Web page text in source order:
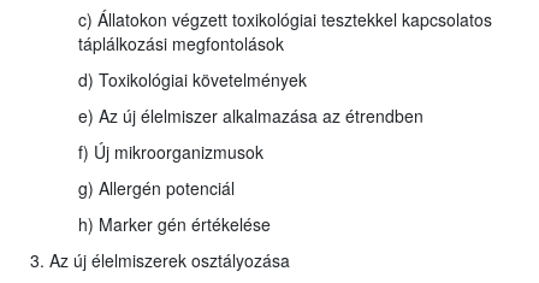
c) Állatokon végzett toxikológiai tesztekkel kapcsolatos
táplálkozási megfontolások
d) Toxikológiai követelmények
e) Az új élelmiszer alkalmazása az étrendben
f) Új mikroorganizmusok
g) Allergén potenciál
h) Marker gén értékelése
3. Az új élelmiszerek osztályozása